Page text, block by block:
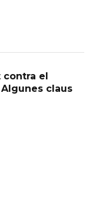
contra el
claus